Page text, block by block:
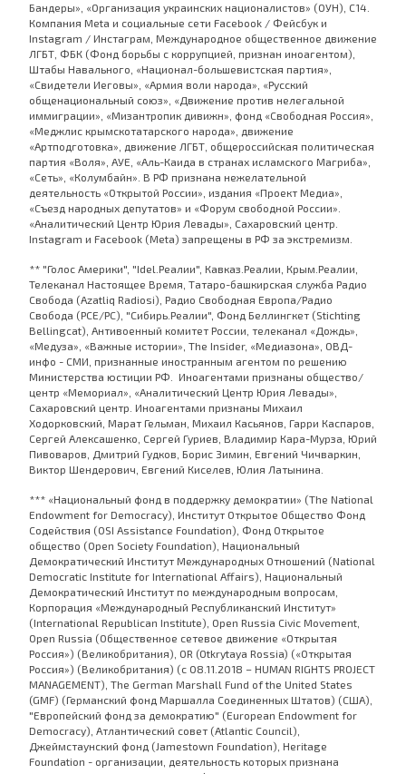
Бандеры», «Организация украинских националистов» (ОУН), С14.
Компания Meta и социальные сети Facebook / Фейсбук и
Instagram / Инстаграм, Международное общественное движение
ЛГБТ, ФБК (Фонд борьбы с коррупцией, признан иноагентом),
Штабы Навального, «Национал-большевистская партия»,
«Свидетели Иеговы», «Армия воли народа», «Русский
общенациональный союз», «Движение против нелегальной
иммиграции», «Мизантропик дивижн», фонд «Свободная Россия»,
«Меджлис крымскотатарского народа», движение
«Артподготовка», движение ЛГБТ, общероссийская политическая
партия «Воля», АУЕ, «Аль-Каида в странах исламского Магриба»,
«Сеть», «Колумбайн». В РФ признана нежелательной
деятельность «Открытой России», издания «Проект Медиа»,
«Съезд народных депутатов» и «Форум свободной России».
«Аналитический Центр Юрия Левады», Сахаровский центр.
Instagram и Facebook (Metа) запрещены в РФ за экстремизм.
** "Голос Америки", "Idel.Реалии", Кавказ.Реалии, Крым.Реалии,
Телеканал Настоящее Время, Татаро-башкирская служба Радио
Свобода (Azatliq Radiosi), Радио Свободная Европа/Радио
Свобода (PCE/PC), "Сибирь.Реалии", Фонд Беллингкет (Stichting
Bellingcat), Антивоенный комитет России, телеканал «Дождь»,
«Медуза», «Важные истории», The Insider, «Медиазона», ОВД-
инфо - СМИ, признанные иностранным агентом по решению
Министерства юстиции РФ. Иноагентами признаны общество/
центр «Мемориал», «Аналитический Центр Юрия Левады»,
Сахаровский центр. Иноагентами признаны Михаил
Ходорковский, Марат Гельман, Михаил Касьянов, Гарри Каспаров,
Сергей Алексашенко, Сергей Гуриев, Владимир Кара-Мурза, Юрий
Пивоваров, Дмитрий Гудков, Борис Зимин, Евгений Чичваркин,
Виктор Шендерович, Евгений Киселев, Юлия Латынина.
*** «Национальный фонд в поддержку демократии» (The National
Endowment for Democracy), Институт Открытое Общество Фонд
Содействия (OSI Assistance Foundation), Фонд Открытое
общество (Open Society Foundation), Национальный
Демократический Институт Международных Отношений (National
Democratic Institute for International Affairs), Национальный
Демократический Институт по международным вопросам,
Корпорация «Международный Республиканский Институт»
(International Republican Institute), Open Russia Civic Movement,
Open Russia (Общественное сетевое движение «Открытая
Россия») (Великобритания), OR (Otkrytaya Rossia) («Открытая
Россия») (Великобритания) (с 08.11.2018 – HUMAN RIGHTS PROJECT
MANAGEMENT), The German Marshall Fund of the United States
(GMF) (Германский фонд Маршалла Соединенных Штатов) (США),
"Европейский фонд за демократию" (European Endowment for
Democracy), Атлантический совет (Atlantic Council),
Джеймстаунский фонд (Jamestown Foundation), Heritage
Foundation - организации, деятельность которых признана